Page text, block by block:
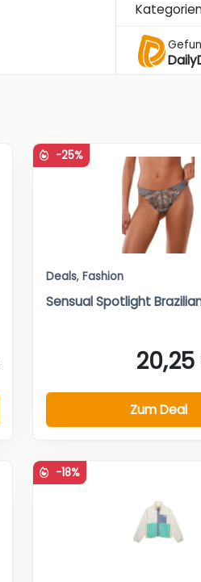
-25%
Deals, Fashion
Sensual Spotlight
Zum Deal
-18%